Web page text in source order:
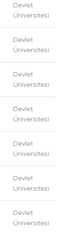
Devlet
Üniversitesi
Devlet
Üniversitesi
Devlet
Üniversitesi
Devlet
Üniversitesi
Devlet
Üniversitesi
Devlet
Üniversitesi
Devlet
Üniversitesi